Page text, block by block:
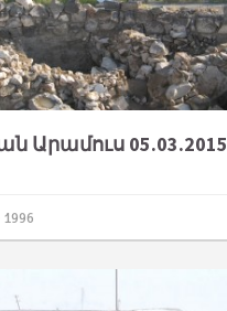
Արամուս 05.03.2015
1996